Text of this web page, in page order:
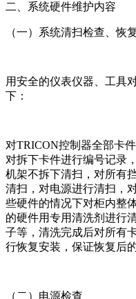
二、系统硬件维护内容
（一）系统清扫检查、恢
用安全的仪表仪器、工具
下：
对TRICON控制器全部卡
对拆下卡件进行编号记录
机架不拆下清扫，对所有
清扫，对电源进行清扫，
些硬件的情况下对柜内整
的硬件用专用清洗剂进行
子等，清洗完成后对所有
行恢复安装，保证恢复后
（二）电源检查